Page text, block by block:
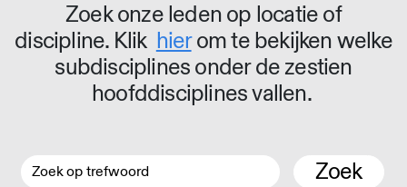
Zoek onze leden op locatie of
discipline. Klik hierom te bekijken welke
subdisciplines onder de zestien
hoofddisciplines vallen.
Zoek